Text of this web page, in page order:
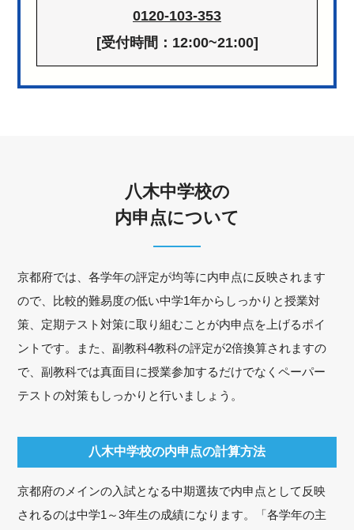
0120-103-353
[受付時間：12:00~21:00]
八木中学校の
内申点について
京都府では、各学年の評定が均等に内申点に反映されます
ので、比較的難易度の低い中学1年からしっかりと授業対
策、定期テスト対策に取り組むことが内申点を上げるポイ
ントです。また、副教科4教科の評定が2倍換算されますの
で、副教科では真面目に授業参加するだけでなくペーパー
テストの対策もしっかりと行いましょう。
八木中学校の内申点の計算方法
京都府のメインの入試となる中期選抜で内申点として反映
されるのは中学1～3年生の成績になります。「各学年の主